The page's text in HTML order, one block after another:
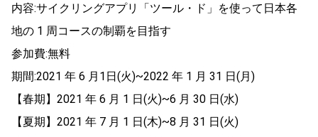
内容:サイクリングアプリ「ツール・ド」を使って日本各
地の 1 周コースの制覇を目指す
参加費:無料
期間:2021 年 6 月1日(火)~2022 年 1 月 31 日(月)
【春期】2021 年 6 月 1 日(火)~6 月 30 日(水)
【夏期】2021 年 7 月 1 日(木)~8 月 31 日(火)